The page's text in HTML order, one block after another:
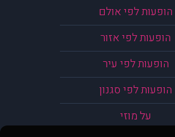
הופעות לפי אולם
הופעות לפי אזור
הופעות לפי עיר
הופעות לפי סגנון
על מוזי